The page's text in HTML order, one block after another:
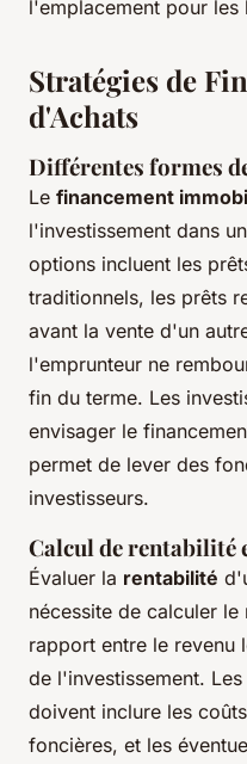
l'emplacement pour les
Stratégies de
d'Achats
Différentes formes
Le financement
l'investissement dans
options incluent les
traditionnels, les prêts
avant la vente d'un
l'emprunteur ne
fin du terme. Les
envisager le
permet de lever des
investisseurs.
Calcul de rentabilité
Évaluer la rentabilité
nécessite de calculer
rapport entre le revenu
de l'investissement.
doivent inclure les
foncières, et les